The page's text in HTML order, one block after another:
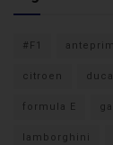
#F1
citroen
formula E
lamborghini